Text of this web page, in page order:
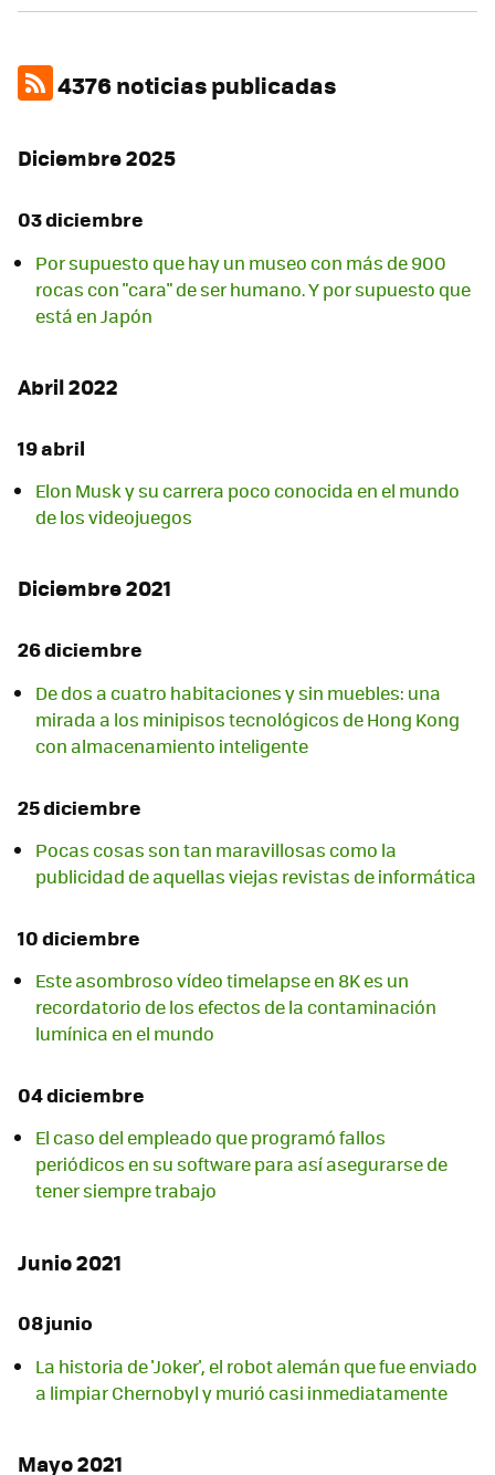
4376 noticias publicadas
Diciembre 2025
03 diciembre
Por supuesto que hay un museo con más de 900
rocas con "cara" de ser humano. Y por supuesto que
está en Japón
Abril 2022
19 abril
Elon Musk y su carrera poco conocida en el mundo
de los videojuegos
Diciembre 2021
26 diciembre
De dos a cuatro habitaciones y sin muebles: una
mirada a los minipisos tecnológicos de Hong Kong
con almacenamiento inteligente
25 diciembre
Pocas cosas son tan maravillosas como la
publicidad de aquellas viejas revistas de informática
10 diciembre
Este asombroso vídeo timelapse en 8K es un
recordatorio de los efectos de la contaminación
lumínica en el mundo
04 diciembre
El caso del empleado que programó fallos
periódicos en su software para así asegurarse de
tener siempre trabajo
Junio 2021
08 junio
La historia de 'Joker', el robot alemán que fue enviado
a limpiar Chernobyl y murió casi inmediatamente
Mayo 2021